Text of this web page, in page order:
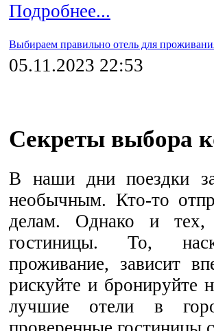
Подробнее...
Выбираем правильно отель для
05.11.2023 22:53
Секреты выбора
В наши дни поездки
необычным. Кто-то
делам. Однако и тех,
гостиницы. То,
проживание, зависит
рискуйте и бронируйте
лучшие отели в